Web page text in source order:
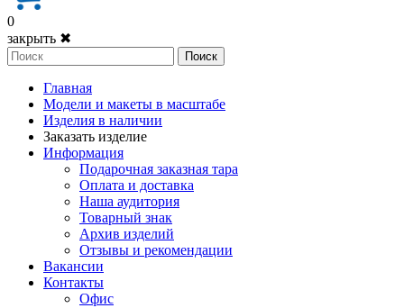
0
закрыть ✖
Поиск
Главная
Модели и макеты в масштабе
Изделия в наличии
Заказать изделие
Информация
Подарочная заказная тара
Оплата и доставка
Наша аудитория
Товарный знак
Архив изделий
Отзывы и рекомендации
Вакансии
Контакты
Офис